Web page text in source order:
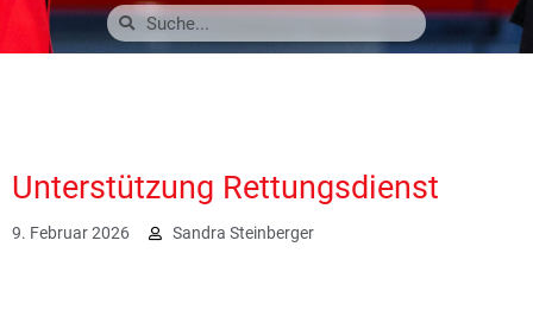
Unterstützung Rettungsdienst
9. Februar 2026 Sandra Steinberger